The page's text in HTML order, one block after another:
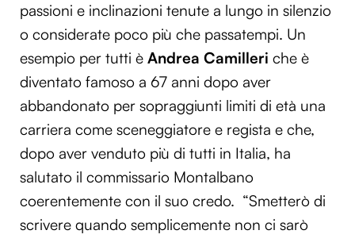
passioni e inclinazioni tenute a lungo in silenzio
o considerate poco più che passatempi. Un
esempio per tutti è Andrea Camilleri che è
diventato famoso a 67 anni dopo aver
abbandonato per sopraggiunti limiti di età una
carriera come sceneggiatore e regista e che,
dopo aver venduto più di tutti in Italia, ha
salutato il commissario Montalbano
coerentemente con il suo credo. “Smetterò di
scrivere quando semplicemente non ci sarò